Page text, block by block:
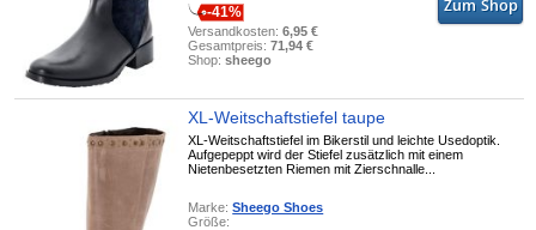
-41%
Versandkosten:6,95 €
Gesamtpreis:71,94 €
Shop:sheego
XL-Weitschaftstiefel taupe
XL-Weitschaftstiefel im Bikerstil und leichte Usedoptik.
Aufgepeppt wird der Stiefel zusätzlich mit einem
Nietenbesetzten Riemen mit Zierschnalle...
Marke:Sheego Shoes
Größe: